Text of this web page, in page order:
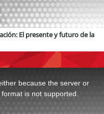
El presente y futuro de la
because the server or
is not supported.